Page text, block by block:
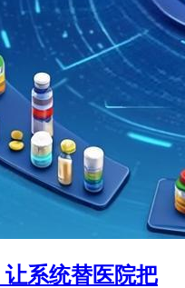
系统替医院把